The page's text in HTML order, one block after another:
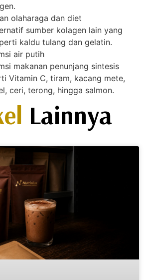
olaharaga dan diet
sumber kolagen lain yang
kaldu tulang dan gelatin.
air putih
makanan penunjang sintesis
Vitamin C, tiram, kacang mete,
ceri, terong, hingga salmon.
Lainnya